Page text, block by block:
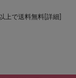
上で送料無料[ 詳細